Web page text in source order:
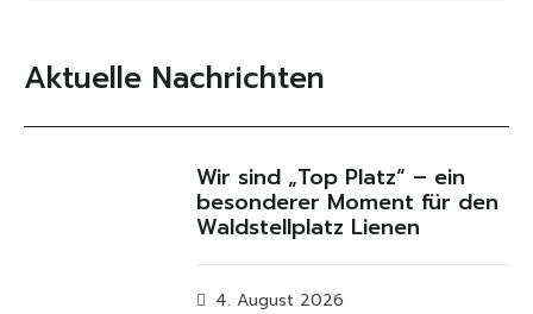
Aktuelle Nachrichten
Wir sind „Top Platz“ – ein
besonderer Moment für den
Waldstellplatz Lienen
4. August 2026